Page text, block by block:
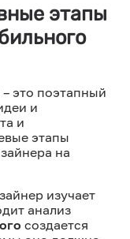
этапы
это поэтапный
и
и
этапы
на
изучает
анализ
создается